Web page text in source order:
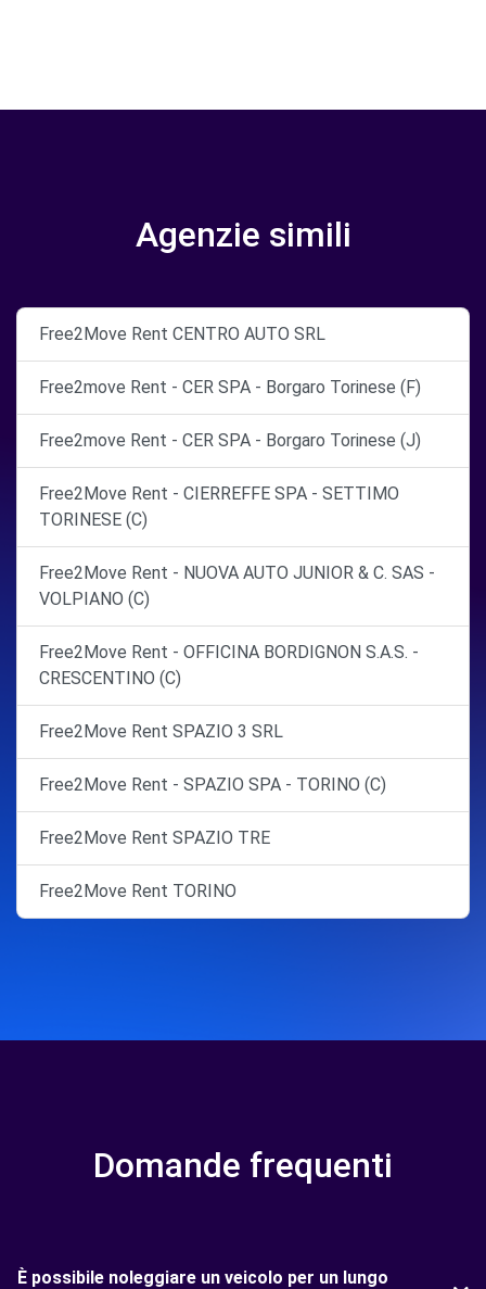
Agenzie simili
Free2Move Rent CENTRO AUTO SRL
Free2move Rent - CER SPA - Borgaro Torinese (F)
Free2move Rent - CER SPA - Borgaro Torinese (J)
Free2Move Rent - CIERREFFE SPA - SETTIMO
TORINESE (C)
Free2Move Rent - NUOVA AUTO JUNIOR & C. SAS -
VOLPIANO (C)
Free2Move Rent - OFFICINA BORDIGNON S.A.S. -
CRESCENTINO (C)
Free2Move Rent SPAZIO 3 SRL
Free2Move Rent - SPAZIO SPA - TORINO (C)
Free2Move Rent SPAZIO TRE
Free2Move Rent TORINO
Domande frequenti
È possibile noleggiare un veicolo per un lungo